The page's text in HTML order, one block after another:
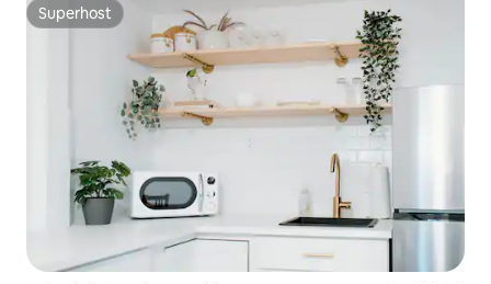
Superhost
Superhost